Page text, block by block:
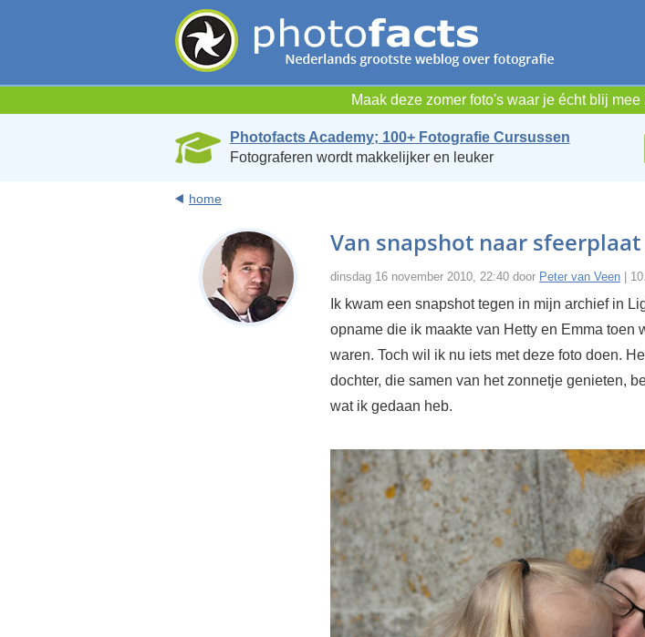
Maak deze zomer foto's waar je écht blij mee
Photofacts Academy; 100+ Fotografie Cursussen
Fotograferen wordt makkelijker en leuker
home
Van snapshot naar
dinsdag 16 november 2010, 22:40 door Peter van Veen |
Ik kwam een snapshot tegen in mijn archief in
opname die ik maakte van Hetty en Emma toen
waren. Toch wil ik nu iets met deze foto doen.
dochter, die samen van het zonnetje genieten,
wat ik gedaan heb.